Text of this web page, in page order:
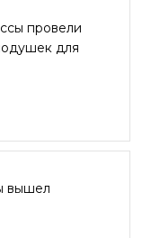
провели
для
вышел